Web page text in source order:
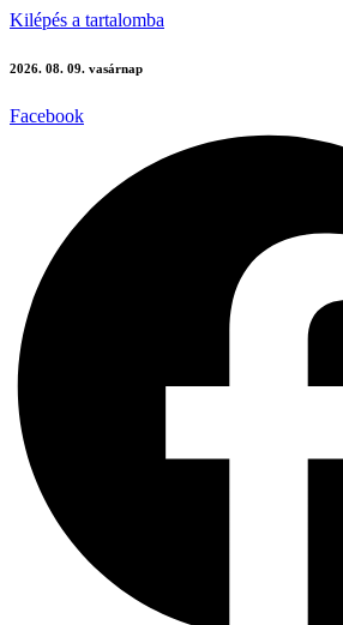
Kilépés a tartalomba
2026. 08. 09. vasárnap
Facebook